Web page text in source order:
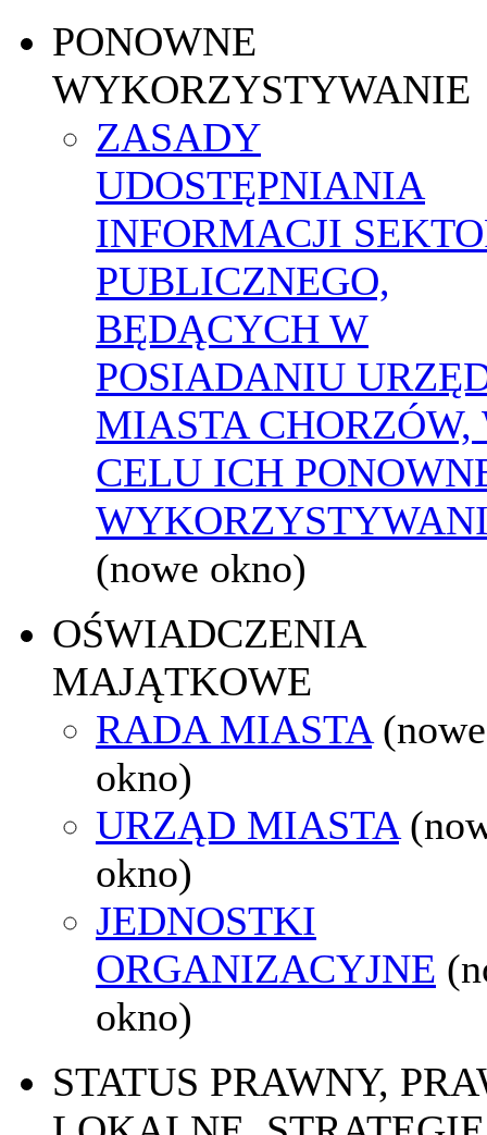
PONOWNE
WYKORZYSTYWANIE
ZASADY
UDOSTĘPNIANIA
INFORMACJI
PUBLICZNEGO,
BĘDĄCYCH W
POSIADANIU
MIASTA CHORZÓW,
CELU ICH
(nowe okno)
OŚWIADCZENIA
MAJĄTKOWE
RADA MIASTA (nowe
okno)
URZĄD MIASTA
okno)
JEDNOSTKI
ORGANIZACYJNE
okno)
STATUS PRAWNY,